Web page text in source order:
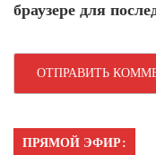
браузере для
ПРЯМОЙ ЭФИР: